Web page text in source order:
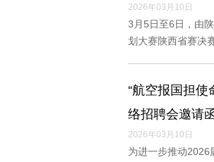
2026年03月10日
3月5日至6日，由
划大赛陕西省赛决
“航空报国担使
络招聘会邀请
2026年03月10日
为进一步推动2026